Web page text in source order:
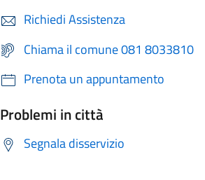
Richiedi Assistenza
Chiama il comune 081 8033810
Prenota un appuntamento
Problemi in città
Segnala disservizio